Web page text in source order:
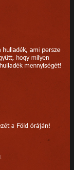
hulladék, ami persze
hogy milyen
mennyiségét!
a Föld óráján!